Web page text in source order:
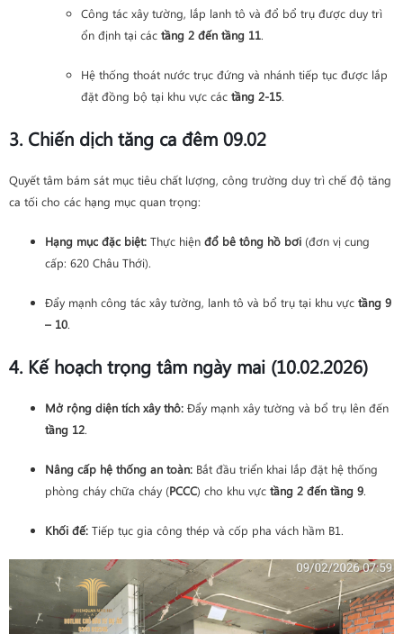
Công tác xây tường, lắp lanh tô và đổ bổ trụ được duy trì
ổn định tại các tầng 2 đến tầng 11.
Hệ thống thoát nước trục đứng và nhánh tiếp tục được lắp
đặt đồng bộ tại khu vực các tầng 2-15.
3. Chiến dịch tăng ca đêm 09.02
Quyết tâm bám sát mục tiêu chất lượng, công trường duy trì chế độ tăng
ca tối cho các hạng mục quan trọng:
Hạng mục đặc biệt: Thực hiện đổ bê tông hồ bơi (đơn vị cung
cấp: 620 Châu Thới).
Đẩy mạnh công tác xây tường, lanh tô và bổ trụ tại khu vực tầng 9
– 10.
4. Kế hoạch trọng tâm ngày mai (10.02.2026)
Mở rộng diện tích xây thô: Đẩy mạnh xây tường và bổ trụ lên đến
tầng 12.
Nâng cấp hệ thống an toàn: Bắt đầu triển khai lắp đặt hệ thống
phòng cháy chữa cháy (PCCC) cho khu vực tầng 2 đến tầng 9.
Khối đế: Tiếp tục gia công thép và cốp pha vách hầm B1.